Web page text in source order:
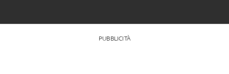
PUBBLICITÀ